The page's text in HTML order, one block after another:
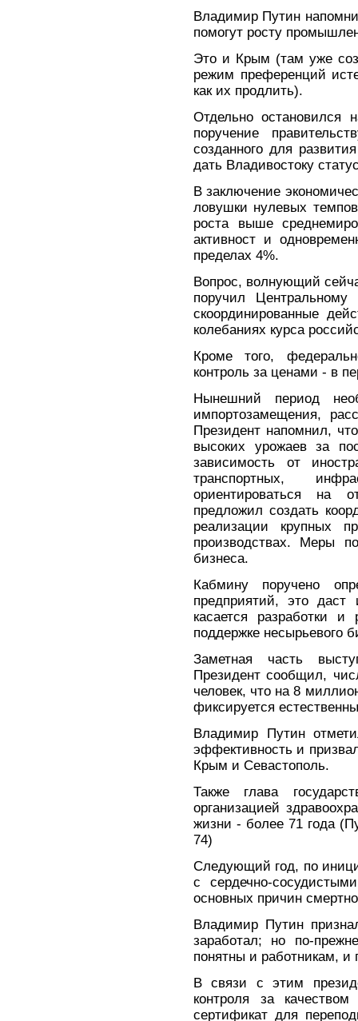
Владимир Путин
помогут росту
Это и Крым (там уже
режим преференций
как их продлить).
Отдельно остановился
поручение
созданного для
дать Владивостоку
В заключение
ловушки нулевых
роста выше
активност и
пределах 4%.
Вопрос, волнующий
поручил
скоординированные
колебаниях курса
Кроме того,
контроль за ценами - в
Нынешний период
импортозамещения,
Президент напомнил,
высоких урожаев за
зависимость от
транспортных,
ориентироваться на
предложил создать
реализации крупных
производствах. Меры
бизнеса.
Кабмину поручено
предприятий, это
касается разработки
поддержке несырьевого
Заметная часть
Президент сообщил,
человек, что на 8
фиксируется
Владимир Путин
эффективность и
Крым и Севастополь.
Также глава
организацией
жизни - более 71 года
74)
Следующий год, по
с сердечно-
основных причин
Владимир Путин
заработал; но по-
понятны и работникам, и
В связи с этим
контроля за
сертификат для